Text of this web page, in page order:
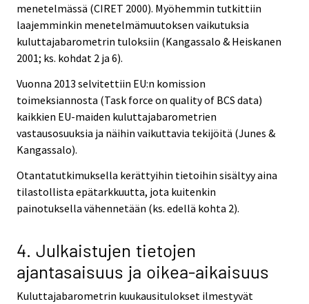
menetelmässä (CIRET 2000). Myöhemmin tutkittiin
laajemminkin menetelmämuutoksen vaikutuksia
kuluttajabarometrin tuloksiin (Kangassalo & Heiskanen
2001; ks. kohdat 2 ja 6).
Vuonna 2013 selvitettiin EU:n komission
toimeksiannosta (Task force on quality of BCS data)
kaikkien EU-maiden kuluttajabarometrien
vastausosuuksia ja näihin vaikuttavia tekijöitä (Junes &
Kangassalo).
Otantatutkimuksella kerättyihin tietoihin sisältyy aina
tilastollista epätarkkuutta, jota kuitenkin
painotuksella vähennetään (ks. edellä kohta 2).
4. Julkaistujen tietojen
ajantasaisuus ja oikea-aikaisuus
Kuluttajabarometrin kuukausitulokset ilmestyvät